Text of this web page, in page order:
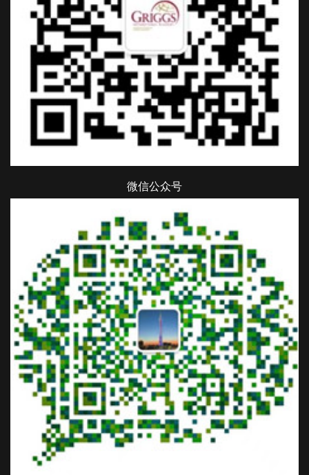
微信公众号